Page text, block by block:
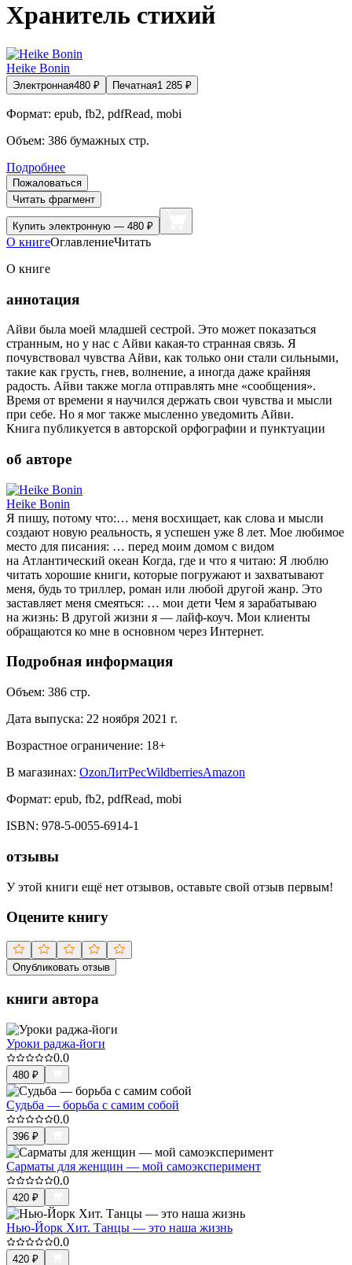
Хранитель стихий
Heike Bonin
Электронная480 ₽ Печатная1 285 ₽
Формат: epub, fb2, pdfRead, mobi
Объем: 386 бумажных стр.
Подробнее
Пожаловаться
Читать фрагмент
Купить электронную — 480 ₽
О книгеОглавлениеЧитать
О книге
аннотация
Айви была моей младшей сестрой. Это может показаться
странным, но у нас с Айви какая-то странная связь. Я
почувствовал чувства Айви, как только они стали сильными,
такие как грусть, гнев, волнение, а иногда даже крайняя
радость. Айви также могла отправлять мне «сообщения».
Время от времени я научился держать свои чувства и мысли
при себе. Но я мог также мысленно уведомить Айви.
Книга публикуется в авторской орфографии и пунктуации
об авторе
Heike Bonin
Я пишу, потому что:… меня восхищает, как слова и мысли
создают новую реальность, я успешен уже 8 лет. Мое любимое
место для писания: … перед моим домом с видом
на Атлантический океан Когда, где и что я читаю: Я люблю
читать хорошие книги, которые погружают и захватывают
меня, будь то триллер, роман или любой другой жанр. Это
заставляет меня смеяться: … мои дети Чем я зарабатываю
на жизнь: В другой жизни я — лайф-коуч. Мои клиенты
обращаются ко мне в основном через Интернет.
Подробная информация
Объем: 386 стр.
Дата выпуска: 22 ноября 2021 г.
Возрастное ограничение: 18+
В магазинах: OzonЛитРесWildberriesAmazon
Формат: epub, fb2, pdfRead, mobi
ISBN: 978-5-0055-6914-1
отзывы
У этой книги ещё нет отзывов, оставьте свой отзыв первым!
Оцените книгу
Опубликовать отзыв
книги автора
Уроки раджа-йоги
0.0
480 ₽
Судьба — борьба с самим собой
0.0
396 ₽
Сарматы для женщин — мой самоэксперимент
0.0
420 ₽
Нью-Йорк Хит. Танцы — это наша жизнь
0.0
420 ₽